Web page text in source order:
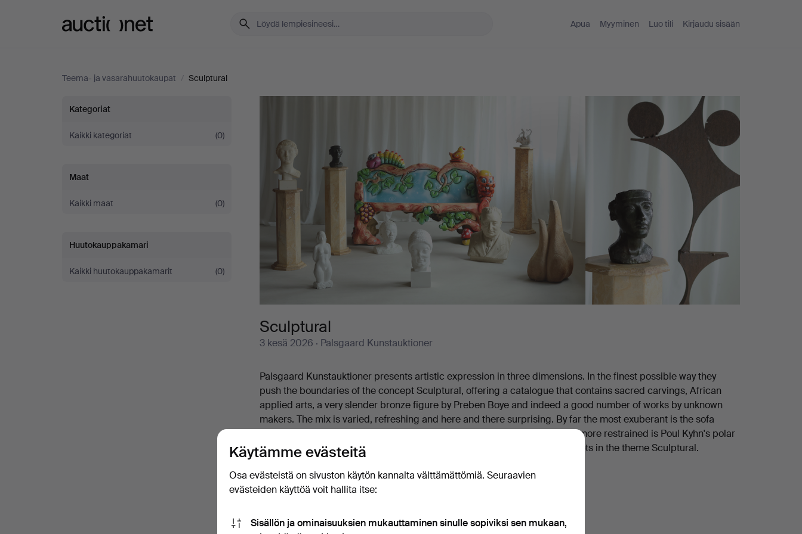
Apua Myyminen Luo tili Kirjaudu sisään
Teema- ja vasarahuutokaupat / Sculptural
Sculptural
Kategoriat
Kaikki kategoriat (0)
Maat
Kaikki maat (0)
Huutokauppakamari
Kaikki huutokauppakamarit (0)
Sculptural
3 kesä 2026 · Palsgaard Kunstauktioner
Palsgaard Kunstauktioner presents artistic expression in three dimensions. In the finest possible way they
push the boundaries of the concept Sculptural, offering a catalogue that contains sacred carvings, African
applied arts, a very slender bronze figure by Preben Boye and indeed a good number of works by unknown
makers. The mix is varied, refreshing and here and there surprising. By far the most exuberant is the sofa
featuring a caterpillar, a squirrel and fly agaric mushrooms. Considerably more restrained is Poul Kyhn's polar
bear. And between those two extremes you will find a further just over 60 lots in the theme Sculptural.
0 esineet
Arkistomme, jossa on yli 4 470 000 esinettä
Käytämme evästeitä
Osa evästeistä on sivuston käytön kannalta välttämättömiä. Seuraavien
evästeiden käyttöä voit hallita itse:
Sisällön ja ominaisuuksien mukauttaminen sinulle sopiviksi sen mukaan,